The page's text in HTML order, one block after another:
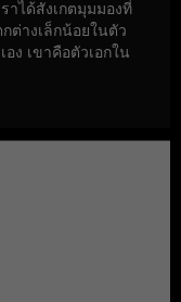
ได้สังเกตมุมมองที่
ต่างเล็กน้อยในตัว
ง เขาคือตัวเอกใน